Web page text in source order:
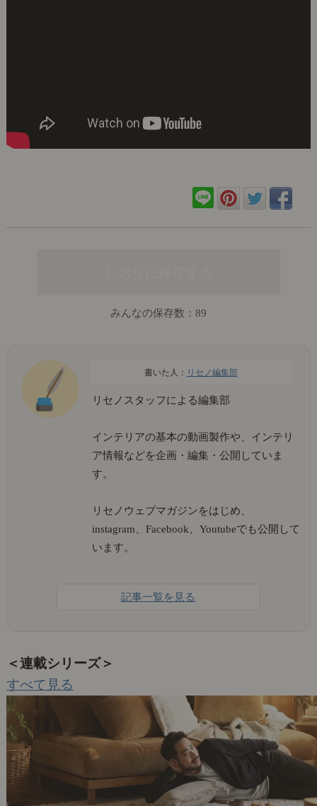
みんなの保存数： 89
リセノ編集部
リセノスタッフによる編集部
インテリアの基本の動画製作や、インテリ
ア情報などを企画・編集・公開していま
す。
リセノウェブマガジンをはじめ、
instagram、Facebook、Youtubeでも公開して
います。
記事一覧を見る
＜連載シリーズ＞
すべて見る